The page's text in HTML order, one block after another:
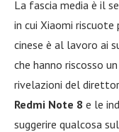
La fascia media è il
in cui Xiaomi riscuote
cinese è al lavoro ai
che hanno riscosso
rivelazioni del
Redmi Note 8 e le
suggerire qualcosa